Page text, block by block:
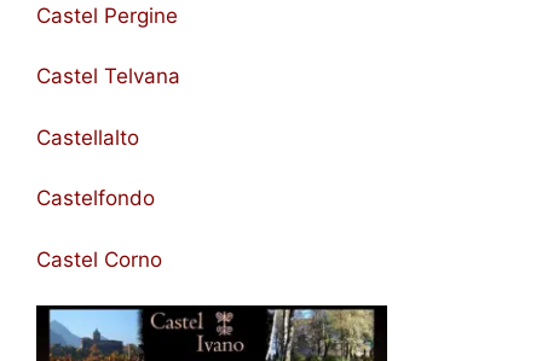
Castel Pergine
Castel Telvana
Castellalto
Castelfondo
Castel Corno